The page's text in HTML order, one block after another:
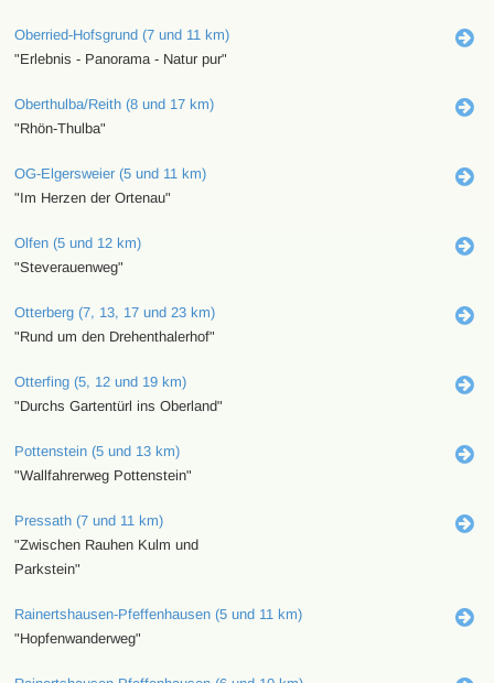
Oberried-Hofsgrund (7 und 11 km)
"Erlebnis - Panorama - Natur pur"
Oberthulba/Reith (8 und 17 km)
"Rhön-Thulba"
OG-Elgersweier (5 und 11 km)
"Im Herzen der Ortenau"
Olfen (5 und 12 km)
"Steverauenweg"
Otterberg (7, 13, 17 und 23 km)
"Rund um den Drehenthalerhof"
Otterfing (5, 12 und 19 km)
"Durchs Gartentürl ins Oberland"
Pottenstein (5 und 13 km)
"Wallfahrerweg Pottenstein"
Pressath (7 und 11 km)
"Zwischen Rauhen Kulm und
Parkstein"
Rainertshausen-Pfeffenhausen (5 und 11 km)
"Hopfenwanderweg"